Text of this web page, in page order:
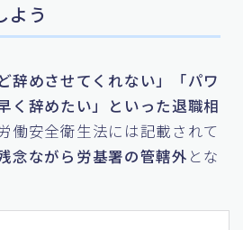
よう
辞めさせてくれない」「パワ
く辞めたい」といった退職相
働安全衛生法には記載されて
念ながら労基署の管轄外 とな